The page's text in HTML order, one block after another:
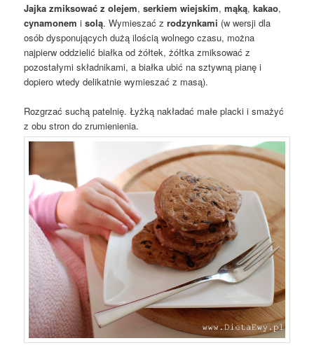
Jajka zmiksować z olejem,serkiem wiejskim,mąką, kakao,
cynamonem i solą. Wymieszać zrodzynkami (w wersji dla
osób dysponujących dużą ilością wolnego czasu, można
najpierw oddzielić białka od żółtek, żółtka zmiksować z
pozostałymi składnikami, a białka ubić na sztywną pianę i
dopiero wtedy delikatnie wymieszać z masą).
Rozgrzać suchą patelnię. Łyżką nakładać małe placki i smażyć
z obu stron do zrumienienia.